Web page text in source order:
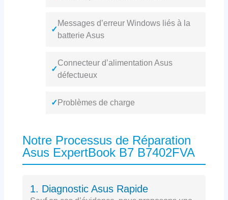
✓
Messages d’erreur Windows liés à la
batterie Asus
✓
Connecteur d’alimentation Asus
défectueux
✓ Problèmes de charge
Notre Processus de Réparation
Asus ExpertBook B7 B7402FVA
1. Diagnostic Asus Rapide